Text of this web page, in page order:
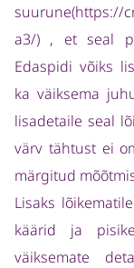
suurune(https://
a3/) , et seal
Edaspidi võiks
ka väiksema
lisadetaile seal
värv tähtust ei
märgitud
Lisaks
käärid ja
väiksemate